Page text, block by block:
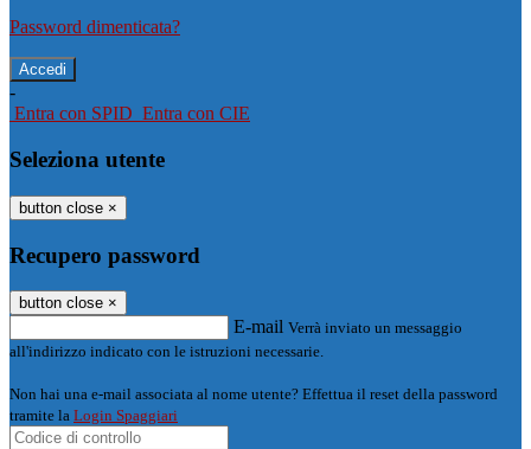
Password dimenticata?
-
Entra con SPID Entra con CIE
Seleziona utente
button close ×
Recupero password
button close ×
E-mail Verrà inviato un messaggio
all'indirizzo indicato con le istruzioni necessarie.
Non hai una e-mail associata al nome utente? Effettua il reset della password
tramite la Login Spaggiari